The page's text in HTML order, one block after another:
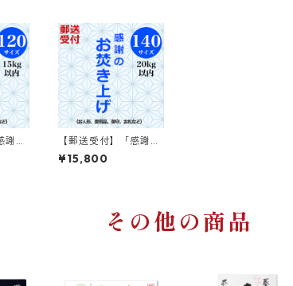
謝の
【郵送受付】「感謝の
お焚き上げ」140サイ
ズ
¥15,800
その他の商品